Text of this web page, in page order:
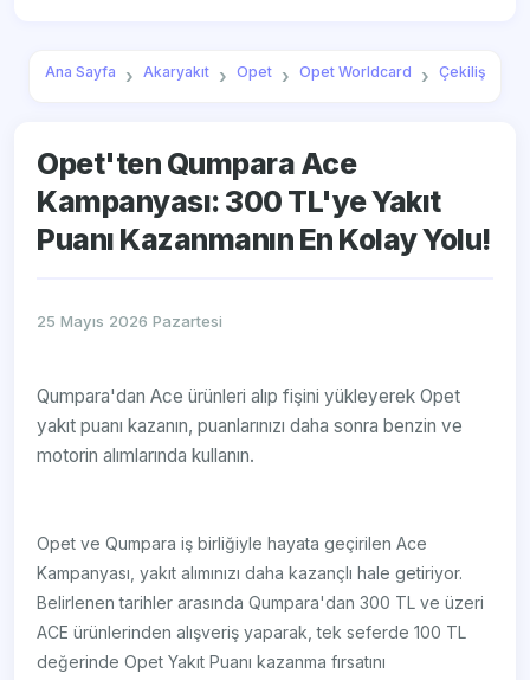
Ana Sayfa Akaryakıt Opet Opet Worldcard Çekiliş
Opet'ten Qumpara Ace
Kampanyası: 300 TL'ye Yakıt
Puanı Kazanmanın En Kolay Yolu!
25 Mayıs 2026 Pazartesi
Qumpara'dan Ace ürünleri alıp fişini yükleyerek Opet
yakıt puanı kazanın, puanlarınızı daha sonra benzin ve
motorin alımlarında kullanın.
Opet ve Qumpara iş birliğiyle hayata geçirilen Ace
Kampanyası, yakıt alımınızı daha kazançlı hale getiriyor.
Belirlenen tarihler arasında Qumpara'dan 300 TL ve üzeri
ACE ürünlerinden alışveriş yaparak, tek seferde 100 TL
değerinde Opet Yakıt Puanı kazanma fırsatını